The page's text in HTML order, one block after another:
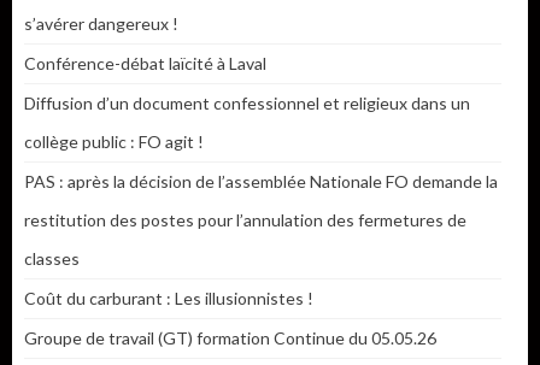
s’avérer dangereux !
Conférence-débat laïcité à Laval
Diffusion d’un document confessionnel et religieux dans un
collège public : FO agit !
PAS : après la décision de l’assemblée Nationale FO demande la
restitution des postes pour l’annulation des fermetures de
classes
Coût du carburant : Les illusionnistes !
Groupe de travail (GT) formation Continue du 05.05.26